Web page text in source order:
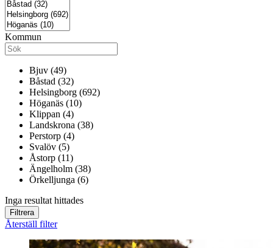
Kommun
Bjuv (49)
Båstad (32)
Helsingborg (692)
Höganäs (10)
Klippan (4)
Landskrona (38)
Perstorp (4)
Svalöv (5)
Åstorp (11)
Ängelholm (38)
Örkelljunga (6)
Inga resultat hittades
Filtrera
Återställ filter